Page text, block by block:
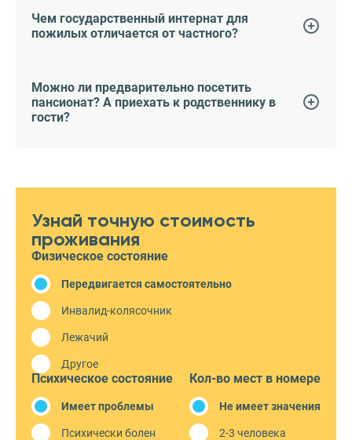
Чем государственный интернат для
пожилых отличается от частного?
Можно ли предварительно посетить
пансионат? А приехать к родственнику в
гости?
Узнай точную стоимость
проживания
Физическое состояние
Передвигается самостоятельно
Инвалид-колясочник
Лежачий
Другое
Психическое состояние
Имеет проблемы
Психически болен
Кол-во мест в номере
Не имеет значения
2-3 человека